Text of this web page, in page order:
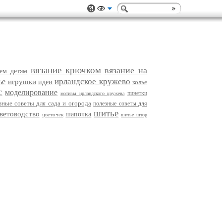
детям вязание крючком вязание на
игрушки идеи ирландское кружево колье
моделирование мотивы ирландского кружева пинетки
советы для сада и огорода полезные советы для
цветочек шапочка шитье шитье штор